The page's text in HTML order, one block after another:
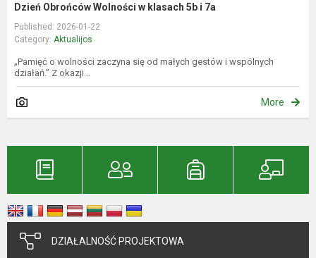
Dzień Obrońców Wolności w klasach 5b i 7a
Published: 2026-01-22
Category: Aktualijos
„Pamięć o wolności zaczyna się od małych gestów i wspólnych
działań.” Z okazji...
More
DZIAŁALNOŚĆ PROJEKTOWA